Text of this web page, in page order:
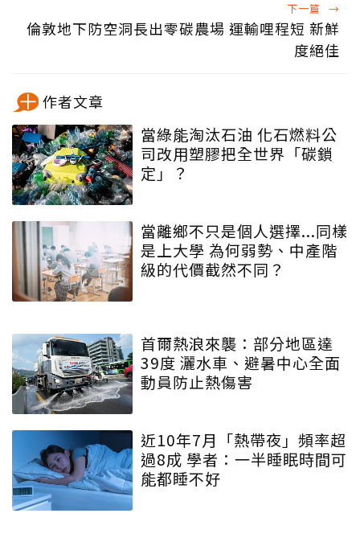
下一篇 →
倫敦地下防空洞長出零碳農場 運輸哩程短 新鮮
度絕佳
作者文章
當綠能淘汰石油 化石燃料公
司改用塑膠把全世界「碳鎖
定」？
當離鄉不只是個人選擇...同樣
是上大學 為何弱勢、中產階
級的代價截然不同？
首爾熱浪來襲：部分地區達
39度 灑水車、避暑中心全面
動員防止熱傷害
近10年7月「熱帶夜」頻率超
過8成 學者：一半睡眠時間可
能都睡不好